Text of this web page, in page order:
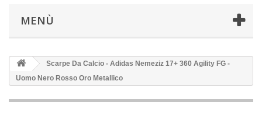
MENÙ
Scarpe Da Calcio - Adidas Nemeziz 17+ 360 Agility FG -
Uomo Nero Rosso Oro Metallico